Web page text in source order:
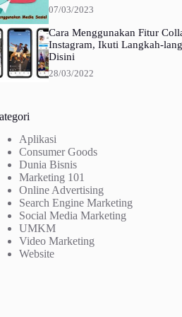
07/03/2023
Cara Menggunakan Fitur
Instagram, Ikuti Langkah-
Disini
28/03/2022
Aplikasi
Consumer Goods
Dunia Bisnis
Marketing 101
Online Advertising
Search Engine Marketing
Social Media Marketing
UMKM
Video Marketing
Website